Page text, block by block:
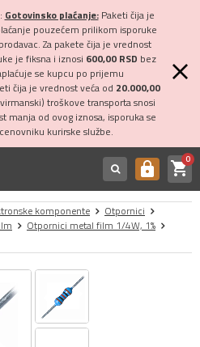
Gotovinsko plaćanje:Paketi čija je
pouzećem prilikom isporuke
Za pakete čija je vrednost
je fiksna i iznosi 600,00 RSD bez
se kupcu po prijemu
čija je vrednost veća od 20.000,00
troškove transporta snosi
manja od ovog iznosa, isporuka se
kurirske službe.
https shopping_cart0
komponente
Otpornici
Otpornici metal film 1/4W, 1%